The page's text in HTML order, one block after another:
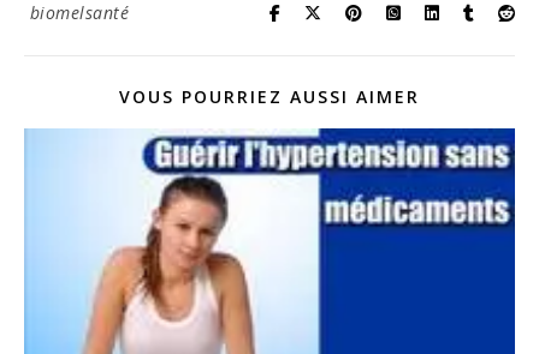
biomelsanté
VOUS POURRIEZ AUSSI AIMER